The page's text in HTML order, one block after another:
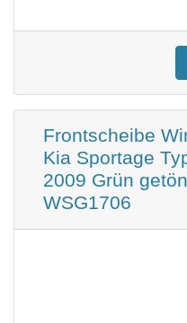
Frontscheibe
Kia Sportage
2009 Grün
WSG1706